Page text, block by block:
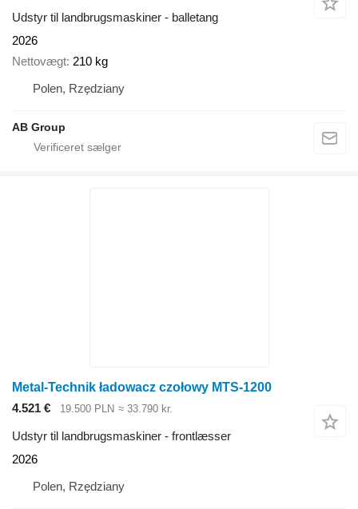
Udstyr til landbrugsmaskiner - balletang
2026
Nettovægt 210 kg
Polen, Rzędziany
AB Group
Metal-Technik ładowacz czołowy MTS-1200
4.521 €
19.500 PLN ≈ 33.790 kr.
Udstyr til landbrugsmaskiner - frontlæsser
2026
Polen, Rzędziany